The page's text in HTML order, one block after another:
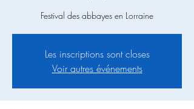
Festival des abbayes en Lorraine
Les inscriptions sont closes
Voir autres événements